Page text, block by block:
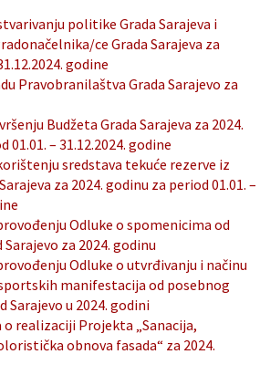
politike Grada Sarajeva i
ce Grada Sarajeva za
godine
Pravobranilaštva Grada Sarajevo za
Budžeta Grada Sarajeva za 2024.
01.01. – 31.12.2024. godine
sredstava tekuće rezerve iz
za 2024. godinu za period 01.01. –
Odluke o spomenicima od
Sarajevo za 2024. godinu
Odluke o utvrđivanju i načinu
manifestacija od posebnog
Sarajevo u 2024. godini
realizaciji Projekta „Sanacija,
obnova fasada“ za 2024.